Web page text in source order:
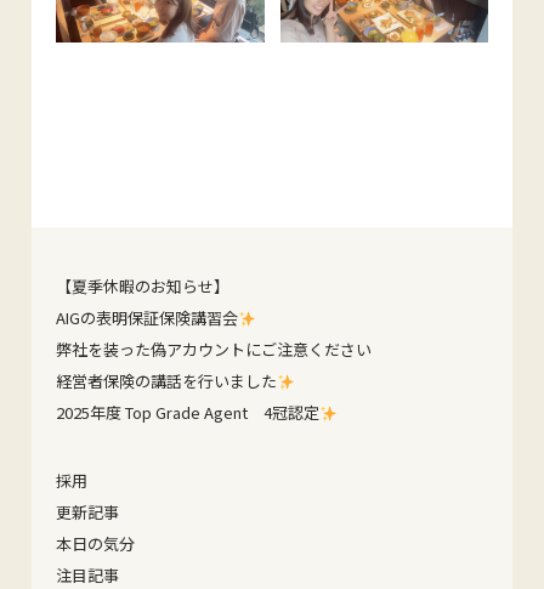
【夏季休暇のお知らせ】
AIGの表明保証保険講習会
弊社を装った偽アカウントにご注意ください
経営者保険の講話を行いました
2025年度 Top Grade Agent 4冠認定
採用
更新記事
本日の気分
注目記事